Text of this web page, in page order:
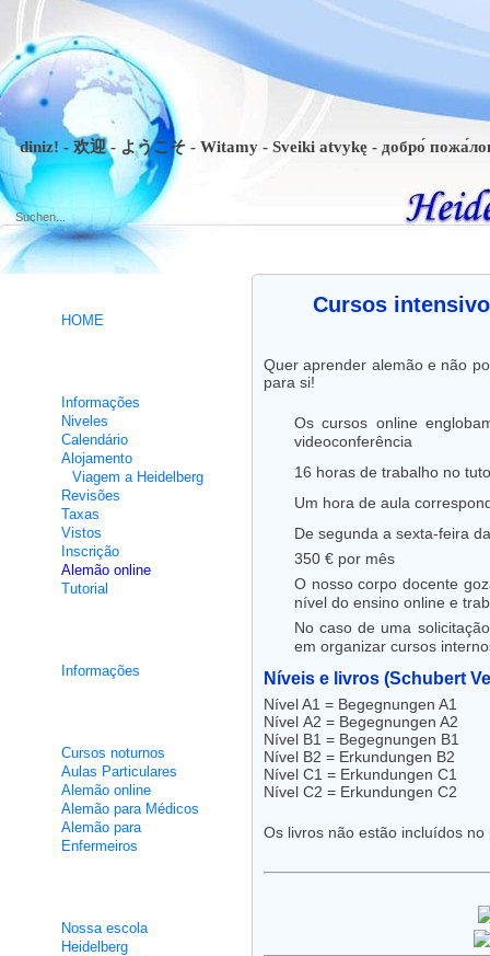
- 欢迎 - ようこそ - Witamy - Sveiki atvykę - добро́ пожа́ловать -
HOME
Informações
Niveles
Calendário
Alojamento
Viagem a Heidelberg
Revisões
Taxas
Vistos
Inscrição
Alemão online
Tutorial
Informações
Cursos noturnos
Aulas Particulares
Alemão online
Alemão para Médicos
Alemão para
Enfermeiros
Nossa escola
Heidelberg
Cursos
Quer aprender alemão e não
para si!
Os cursos online
videoconferência
16 horas de trabalho no
Um hora de aula
De segunda a sexta-feira
350 € por mês
O nosso corpo docente
nível do ensino online e
No caso de uma
em organizar cursos
Níveis e livros (Schubert
Nível A1 = Begegnungen A1
Nível A2 = Begegnungen A2
Nível B1 = Begegnungen B1
Nível B2 = Erkundungen B2
Nível C1 = Erkundungen C1
Nível C2 = Erkundungen C2
Os livros não estão incluídos